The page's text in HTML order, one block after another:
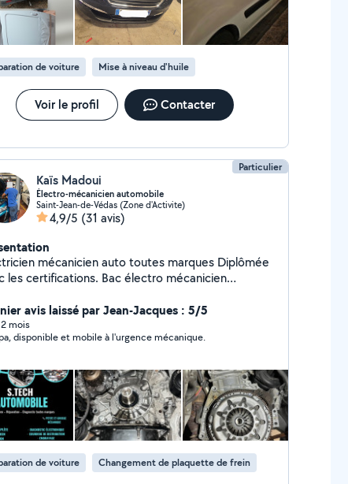
de voiture Mise à niveau d'huile
Voir le profil Contacter
Particulier
Kaïs Madoui
Électro-mécanicien automobile
Saint-Jean-de-Védas (Zone d'Activite)
4,9/5 (31 avis)
mécanicien auto toutes marques Diplômée
Bac électro mécanicien
Diagnostic Grosse mécanique Petite
avis laissé par Jean-Jacques : 5/5
2 mois
disponible et mobile à l'urgence mécanique.
de voiture Changement de plaquette de frein